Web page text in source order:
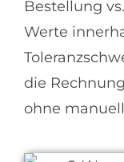
Bestellung
Werte
die
ohne